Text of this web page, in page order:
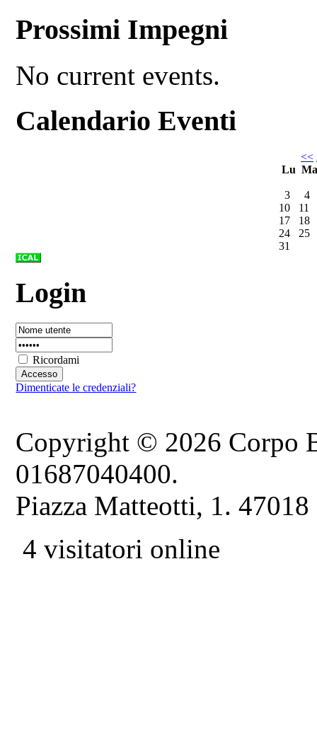
Prossimi Impegni
No current events.
Calendario Eventi
<<
Lu
3
4
10
11
17
18
24
25
31
Login
Ricordami
Dimenticate le credenziali?
Copyright © 2026 Corpo
01687040400.
Piazza Matteotti, 1.
4 visitatori online